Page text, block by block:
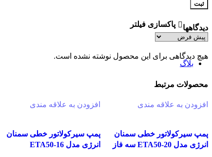
ترمومتر
آنالیزر گاز
اکسیژن سنج
بلاگ
دیدگاهها پاکسازی فیلتر
هیچ دیدگاهی برای این محصول نوشته نشده است.
محصولات مرتبط
افزودن به علاقه مندی
پمپ سیرکولاتور خطی سمنان
انرژی مدل ETA50-20 سه فاز
افزودن به علاقه مندی
پمپ سیرکولاتور خطی سمنان
انرژی مدل ETA50-16